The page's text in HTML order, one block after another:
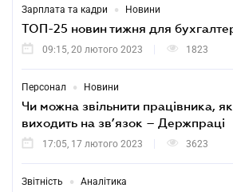
Зарплата та кадри • Новини
ТОП-25 новин тижня для
09:15, 20 лютого 2023 1823
Персонал • Новини
Чи можна звільнити працівника,
виходить на зв’язок – Держпраці
17:05, 17 лютого 2023 3623
Звітність • Аналітика